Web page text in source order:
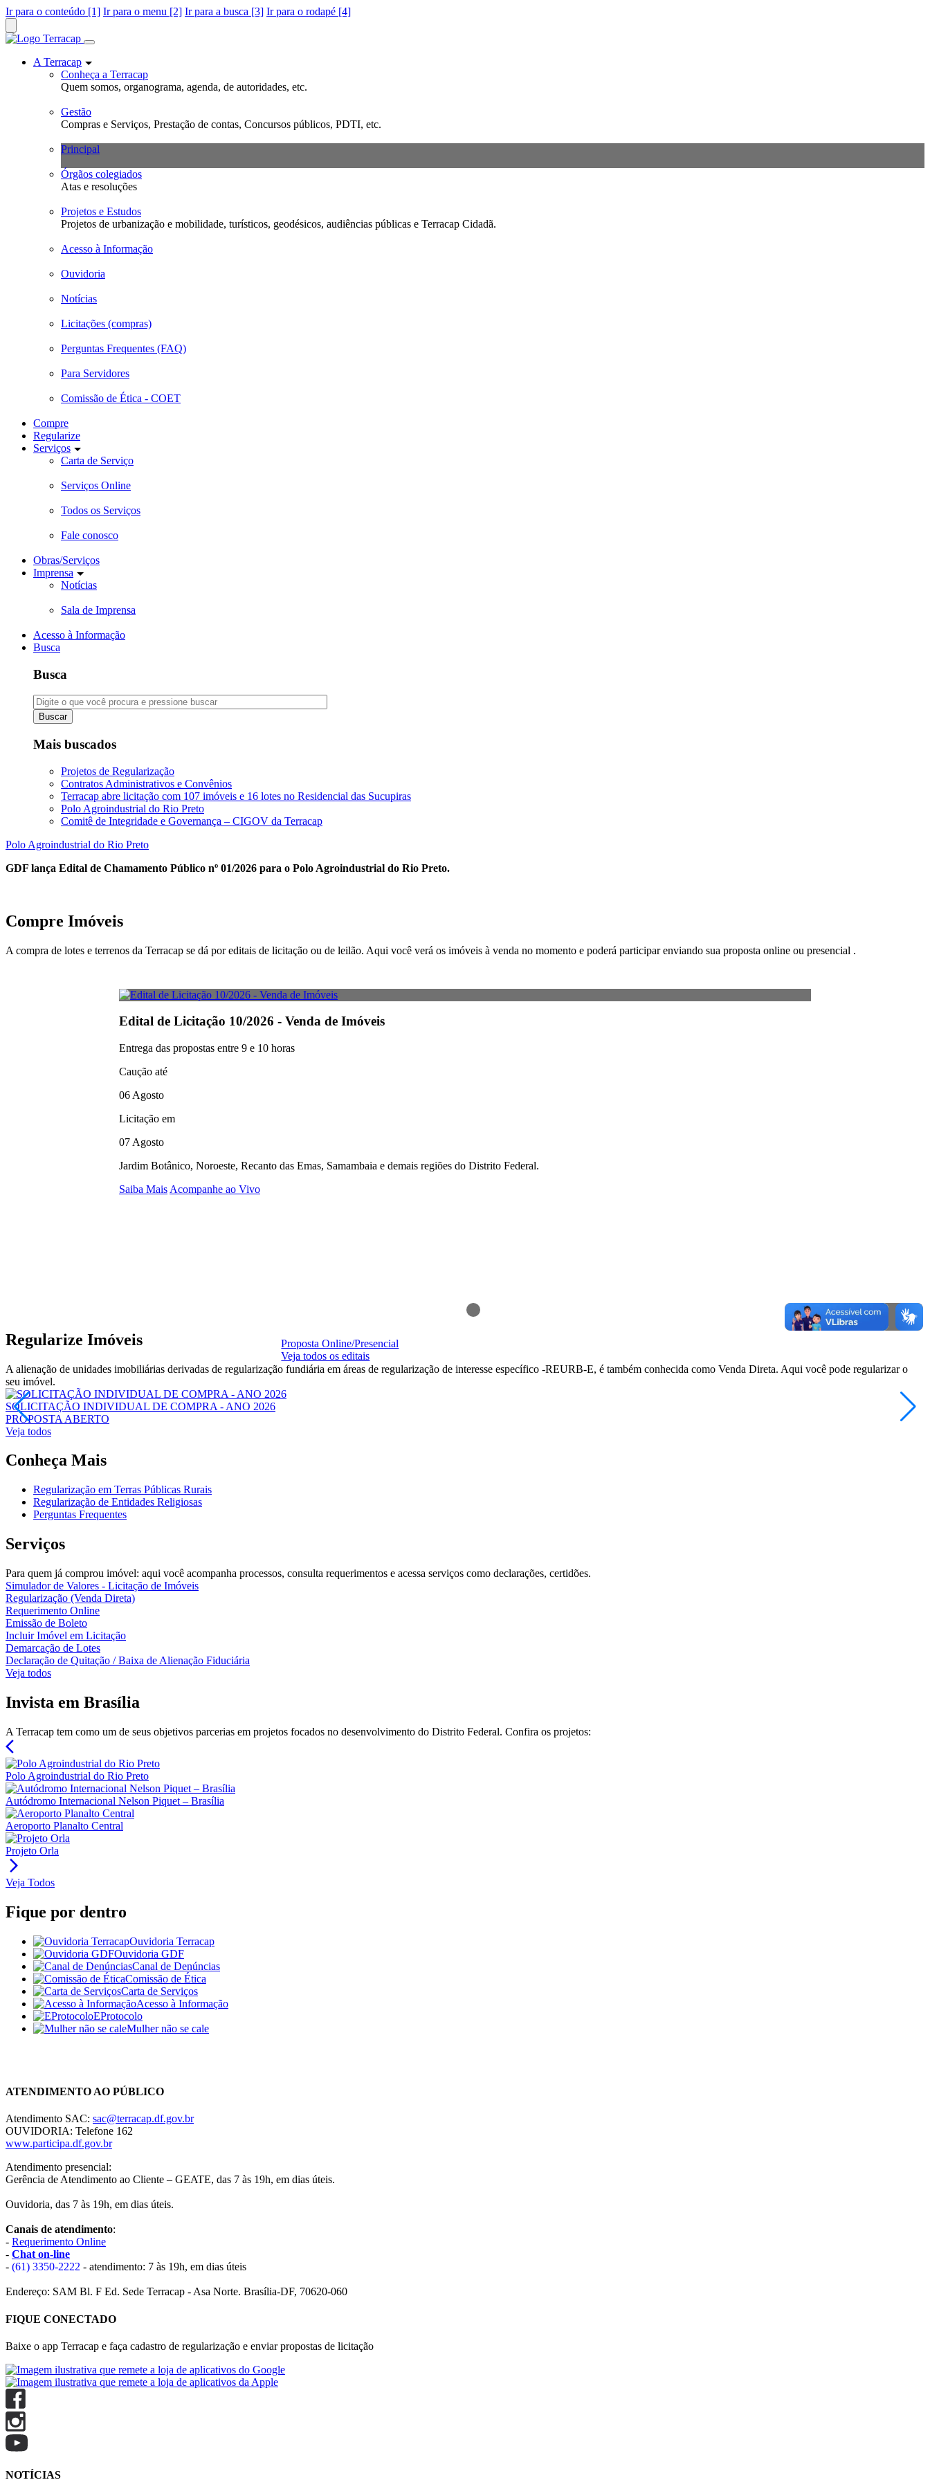
Ir para o conteúdo [1] Ir para o menu [2] Ir para a busca [3] Ir para o rodapé [4]
A Terracap
Conheça a Terracap
Quem somos, organograma, agenda, de autoridades, etc.
Gestão
Compras e Serviços, Prestação de contas, Concursos públicos, PDTI, etc.
Principal
Órgãos colegiados
Atas e resoluções
Projetos e Estudos
Projetos de urbanização e mobilidade, turísticos, geodésicos, audiências públicas e Terracap Cidadã.
Acesso à Informação
Ouvidoria
Notícias
Licitações (compras)
Perguntas Frequentes (FAQ)
Para Servidores
Comissão de Ética - COET
Compre
Regularize
Serviços
Carta de Serviço
Serviços Online
Todos os Serviços
Fale conosco
Obras/Serviços
Imprensa
Notícias
Sala de Imprensa
Acesso à Informação
Busca
Busca
Buscar
Mais buscados
Projetos de Regularização
Contratos Administrativos e Convênios
Terracap abre licitação com 107 imóveis e 16 lotes no Residencial das Sucupiras
Polo Agroindustrial do Rio Preto
Comitê de Integridade e Governança – CIGOV da Terracap
Polo Agroindustrial do Rio Preto
GDF lança Edital de Chamamento Público nº 01/2026 para o Polo Agroindustrial do Rio Preto.
Compre Imóveis
A compra de lotes e terrenos da Terracap se dá por editais de licitação ou de leilão. Aqui você verá os imóveis à venda no momento e poderá participar enviando sua proposta online ou presencial .
Edital de Licitação 10/2026 - Venda de Imóveis
Entrega das propostas entre 9 e 10 horas
Caução até
06 Agosto
Licitação em
07 Agosto
Jardim Botânico, Noroeste, Recanto das Emas, Samambaia e demais regiões do Distrito Federal.
Saiba Mais Acompanhe ao Vivo
Proposta Online/Presencial
Veja todos os editais
Regularize Imóveis
A alienação de unidades imobiliárias derivadas de regularização fundiária em áreas de regularização de interesse específico -REURB-E, é também conhecida como Venda Direta. Aqui você pode regularizar o
seu imóvel.
SOLICITAÇÃO INDIVIDUAL DE COMPRA - ANO 2026
PROPOSTA ABERTO
Veja todos
Conheça Mais
Regularização em Terras Públicas Rurais
Regularização de Entidades Religiosas
Perguntas Frequentes
Serviços
Para quem já comprou imóvel: aqui você acompanha processos, consulta requerimentos e acessa serviços como declarações, certidões.
Simulador de Valores - Licitação de Imóveis
Regularização (Venda Direta)
Requerimento Online
Emissão de Boleto
Incluir Imóvel em Licitação
Demarcação de Lotes
Declaração de Quitação / Baixa de Alienação Fiduciária
Veja todos
Invista em Brasília
A Terracap tem como um de seus objetivos parcerias em projetos focados no desenvolvimento do Distrito Federal. Confira os projetos:
arrow_back_ios
Polo Agroindustrial do Rio Preto
Autódromo Internacional Nelson Piquet – Brasília
Aeroporto Planalto Central
Projeto Orla
arrow_forward_ios
Veja Todos
Fique por dentro
Ouvidoria Terracap
Ouvidoria GDF
Canal de Denúncias
Comissão de Ética
Carta de Serviços
Acesso à Informação
EProtocolo
Mulher não se cale
ATENDIMENTO AO PÚBLICO
Atendimento SAC: sac@terracap.df.gov.br
OUVIDORIA: Telefone 162
www.participa.df.gov.br
Atendimento presencial:
Gerência de Atendimento ao Cliente – GEATE, das 7 às 19h, em dias úteis.
Ouvidoria, das 7 às 19h, em dias úteis.
Canais de atendimento:
- Requerimento Online
- Chat on-line
- (61) 3350-2222 - atendimento: 7 às 19h, em dias úteis
Endereço: SAM Bl. F Ed. Sede Terracap - Asa Norte. Brasília-DF, 70620-060
FIQUE CONECTADO
Baixe o app Terracap e faça cadastro de regularização e enviar propostas de licitação
NOTÍCIAS